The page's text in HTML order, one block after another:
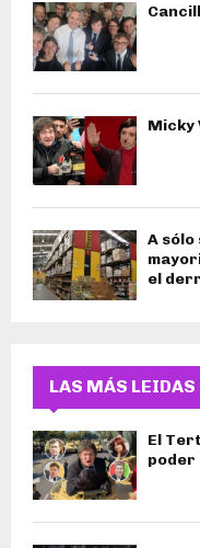
Micky
A sólo
el
LAS MÁS LEIDAS
El
poder